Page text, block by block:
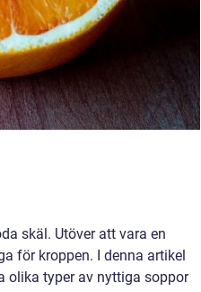
skäl. Utöver att vara en
för kroppen. I denna artikel
olika typer av nyttiga soppor